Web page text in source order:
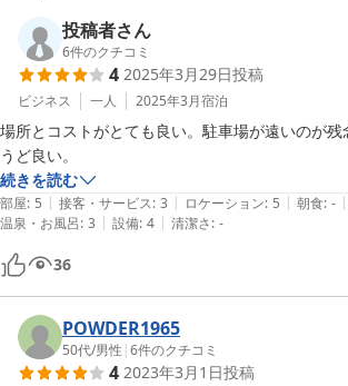
投稿者さん
6件のクチコミ
4 2025年3月29日投稿
ビジネス 一人 2025年3月宿泊
場所とコストがとても良い。駐車場が遠いのが残
うど良い。
続きを読む
部屋: 5 | 接客・サービス: 3 | ロケーション: 5 | 朝食: - |
温泉・お風呂: 3 | 設備: 4 | 清潔さ: -
36
POWDER1965
50代/男性 |6件のクチコミ
4 2023年3月1日投稿